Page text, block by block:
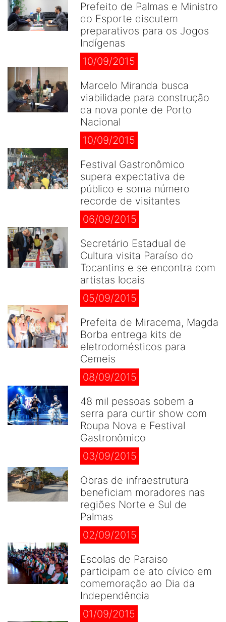
Prefeito de Palmas e Ministro
do Esporte discutem
preparativos para os Jogos
Indígenas
10/09/2015
Marcelo Miranda busca
viabilidade para construção
da nova ponte de Porto
Nacional
10/09/2015
Festival Gastronômico
supera expectativa de
público e soma número
recorde de visitantes
06/09/2015
Secretário Estadual de
Cultura visita Paraíso do
Tocantins e se encontra com
artistas locais
05/09/2015
Prefeita de Miracema, Magda
Borba entrega kits de
eletrodomésticos para
Cemeis
08/09/2015
48 mil pessoas sobem a
serra para curtir show com
Roupa Nova e Festival
Gastronômico
03/09/2015
Obras de infraestrutura
beneficiam moradores nas
regiões Norte e Sul de
Palmas
02/09/2015
Escolas de Paraiso
participam de ato cívico em
comemoração ao Dia da
Independência
01/09/2015